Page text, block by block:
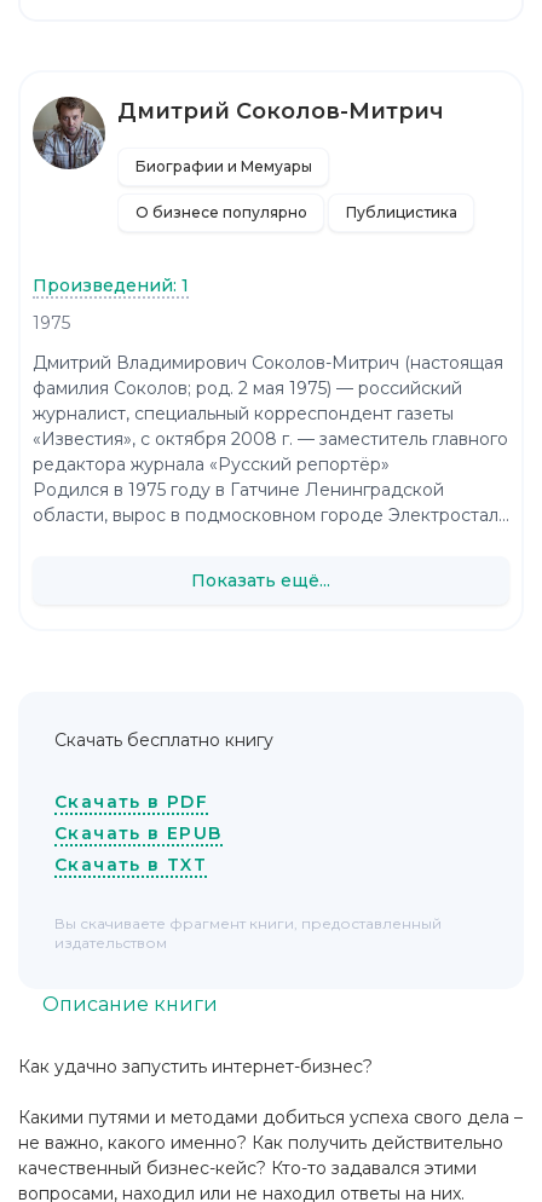
Как удачно запустить интернет-бизнес?
Какими путями и методами добиться успеха свого дела –
не важно, какого именно? Как получить действительно
качественный бизнес-кейс? Кто-то задавался этими
вопросами, находил или не находил ответы на них.
Описание книги
Дмитрий Соколов-Митрич
Биографии и Мемуары
О бизнесе популярно Публицистика
Произведений: 1
1975
Дмитрий Владимирович Соколов-Митрич (настоящая
фамилия Соколов; род. 2 мая 1975) — российский
журналист, специальный корреспондент газеты
«Известия», с октября 2008 г. — заместитель главного
редактора журнала «Русский репортёр»
Родился в 1975 году в Гатчине Ленинградской
области, вырос в подмосковном городе Электростал...
Показать ещё...
Скачать бесплатно книгу
Скачать в PDF
Скачать в EPUB
Скачать в TXT
Вы скачиваете фрагмент книги, предоставленный
издательством